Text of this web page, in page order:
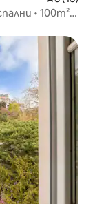
• 100m²